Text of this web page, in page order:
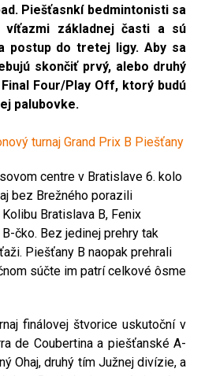
Piešťasnkí bedmintonisti sa
víťazmi základnej časti a sú
postup do tretej ligy. Aby sa
skončiť prvý, alebo druhý
Four/Play Off, ktorý budú
palubovke.
centre v Bratislave 6. kolo
bez Brežného porazili
Bratislava B, Fenix
čko. Bez jedinej prehry tak
Piešťany B naopak prehrali
súčte im patrí celkové ôsme
finálovej štvorice uskutoční v
de Coubertina a piešťanské A-
Ohaj, druhý tím Južnej divízie, a